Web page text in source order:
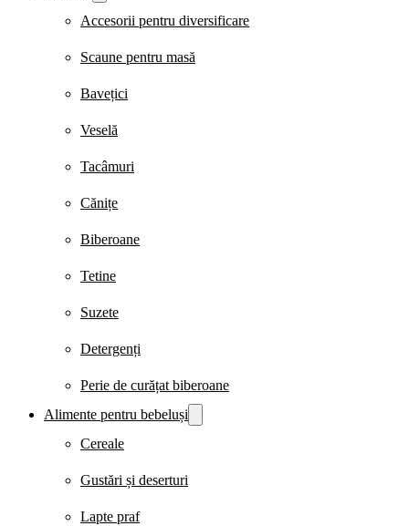
Accesorii pentru diversificare
Scaune pentru masă
Bavețici
Veselă
Tacâmuri
Cănițe
Biberoane
Tetine
Suzete
Detergenți
Perie de curățat biberoane
Alimente pentru bebeluși
Cereale
Gustări și deserturi
Lapte praf